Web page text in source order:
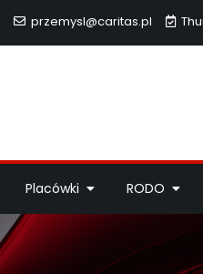
przemysl@caritas.pl
Placówki RODO